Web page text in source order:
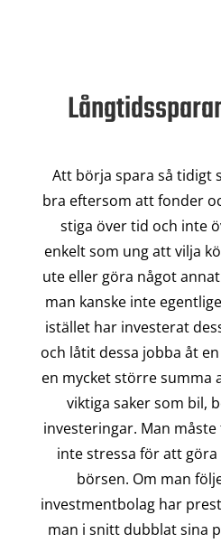
Att börja spara så tidigt
bra eftersom att fonder
stiga över tid och inte
enkelt som ung att vilja
ute eller göra något
man kanske inte
istället har investerat
och låtit dessa jobba åt
en mycket större summa
viktiga saker som bil,
investeringar. Man
inte stressa för att
börsen. Om man
investmentbolag har
man i snitt dubblat sina